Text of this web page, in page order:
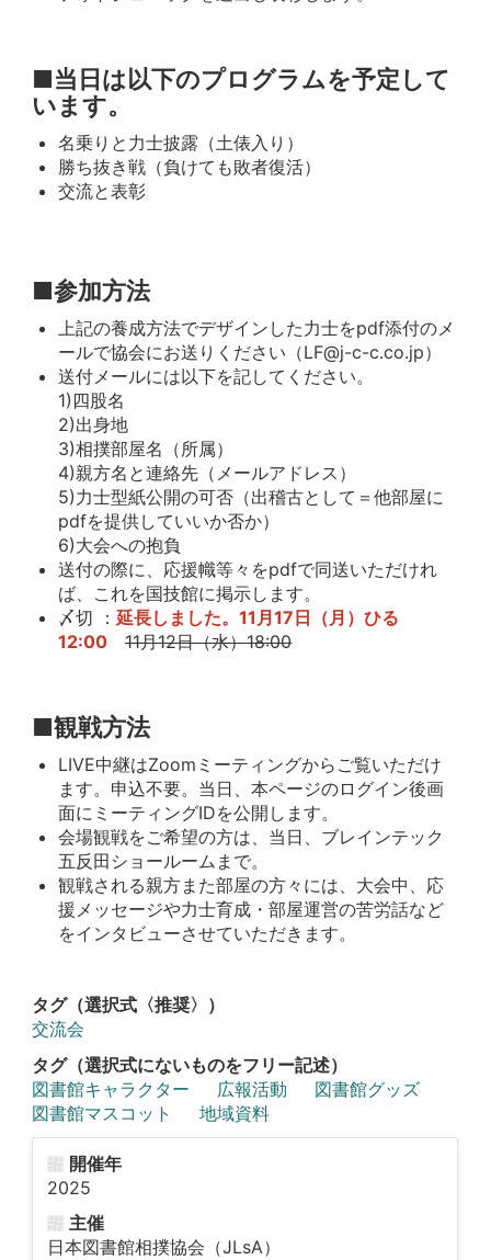
■当日は以下のプログラムを予定して
います。
名乗りと力士披露（土俵入り）
勝ち抜き戦（負けても敗者復活）
交流と表彰
■参加方法
上記の養成方法でデザインした力士をpdf添付のメ
ールで協会にお送りください（LF@j-c-c.co.jp）
送付メールには以下を記してください。
1)四股名
2)出身地
3)相撲部屋名（所属）
4)親方名と連絡先（メールアドレス）
5)力士型紙公開の可否（出稽古として＝他部屋に
pdfを提供していいか否か）
6)大会への抱負
送付の際に、応援幟等々をpdfで同送いただけれ
ば、これを国技館に掲示します。
〆切 ：延長しました。11月17日（月）ひる
12:00
11月12日（水）18:00
■観戦方法
LIVE中継はZoomミーティングからご覧いただけ
ます。申込不要。当日、本ページのログイン後画
面にミーティングIDを公開します。
会場観戦をご希望の方は、当日、ブレインテック
五反田ショールームまで。
観戦される親方また部屋の方々には、大会中、応
援メッセージや力士育成・部屋運営の苦労話など
をインタビューさせていただきます。
タグ（選択式〈推奨〉）
交流会
タグ（選択式にないものをフリー記述）
図書館キャラクター
広報活動
図書館グッズ
図書館マスコット
地域資料
開催年
2025
主催
日本図書館相撲協会（JLsA）